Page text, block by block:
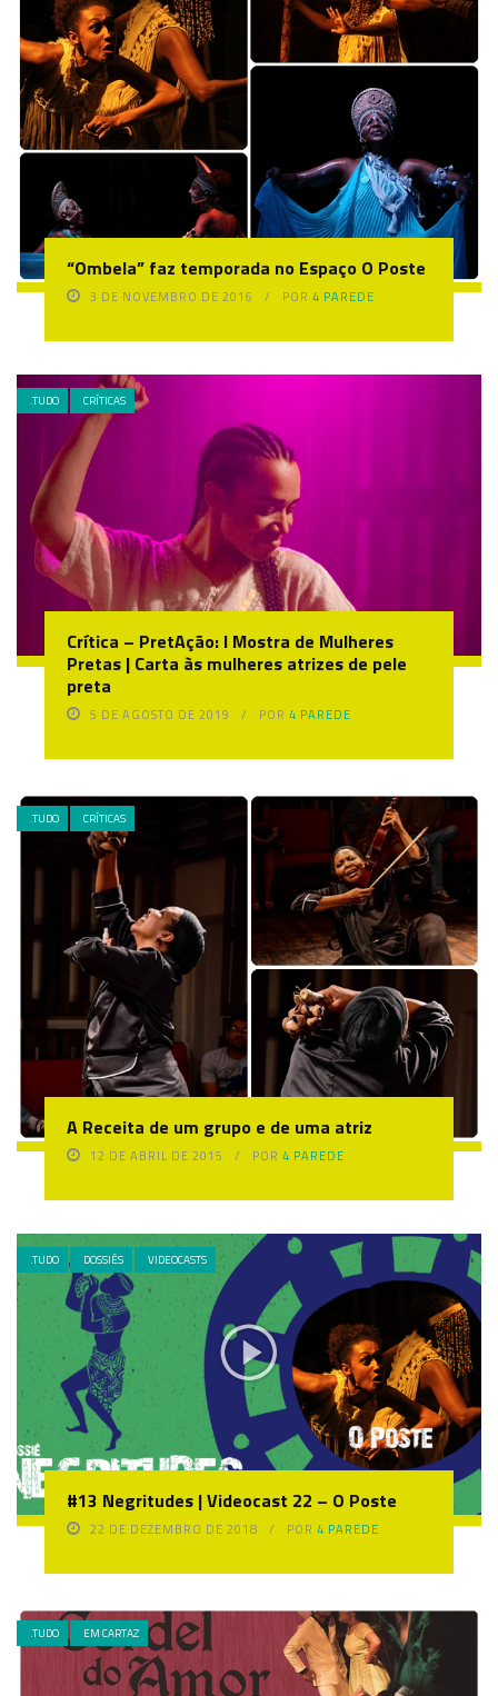
“Ombela” faz temporada no Espaço O Poste
3 DE NOVEMBRO DE 2016 POR4 PAREDE
.TUDO CRÍTICAS
Crítica – PretAção: I Mostra de Mulheres
Pretas | Carta às mulheres atrizes de pele
preta
5 DE AGOSTO DE 2019 POR4 PAREDE
.TUDO CRÍTICAS
A Receita de um grupo e de uma atriz
12 DE ABRIL DE 2015 POR4 PAREDE
.TUDO DOSSIÊS VIDEOCASTS
#13 Negritudes | Videocast 22 – O Poste
22 DE DEZEMBRO DE 2018 POR4 PAREDE
.TUDO EM CARTAZ